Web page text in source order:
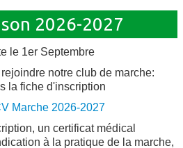
2026-2027
le 1er Septembre
notre club de marche:
la fiche d'inscription
Marche 2026-2027
un certificat médical
à la pratique de la marche,